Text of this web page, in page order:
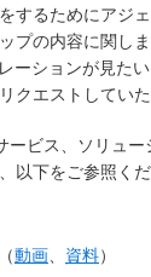
するためにアジ
プの内容に関し
ーションが見た
クエストしていた
ービス、ソリュ
以下をご参照くだ
動画 資料）